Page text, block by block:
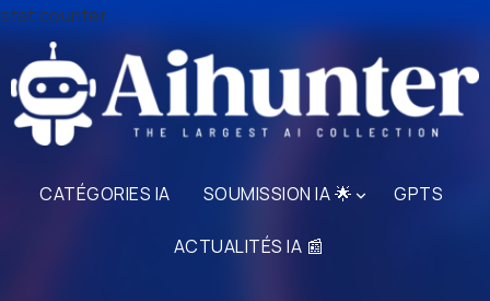
stat counter
CATÉGORIES IA SOUMISSION IA 🌟 GPTS
ACTUALITÉS IA 📰